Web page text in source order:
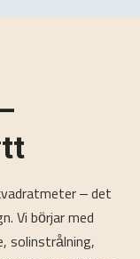
– det
Vi börjar med
solinstrålning,